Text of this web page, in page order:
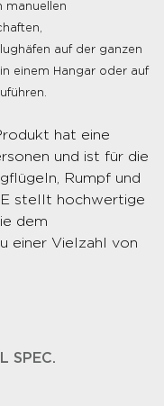
manuellen
auf der ganzen
einem Hangar oder auf
hat eine
und ist für die
Rumpf und
stellt hochwertige
dem
einer Vielzahl von
SPEC.